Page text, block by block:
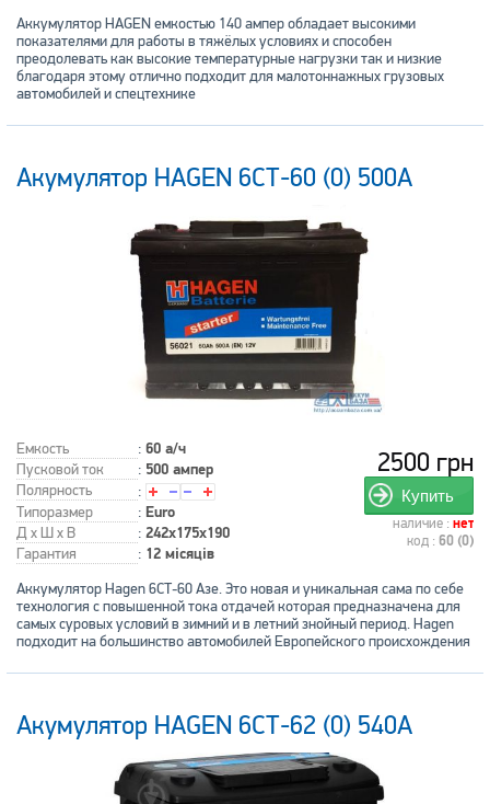
Аккумулятор HAGEN емкостью 140 ампер обладает высокими
показателями для работы в тяжёлых условиях и способен
преодолевать как высокие температурные нагрузки так и низкие
благодаря этому отлично подходит для малотоннажных грузовых
автомобилей и спецтехнике
Акумулятор HAGEN 6СТ-60 (0) 500A
Емкость : 60 а/ч
Пусковой ток : 500 ампер
Полярность
:
Типоразмер
: Euro
Д x Ш x В : 242x175x190
Гарантия : 12 місяців
2500 грн
Купить
наличие : нет
код : 60 (0)
Аккумулятор Hagen 6СТ-60 Азе. Это новая и уникальная сама по себе
технология с повышенной тока отдачей которая предназначена для
самых суровых условий в зимний и в летний знойный период. Hagen
подходит на большинство автомобилей Европейского происхождения
Акумулятор HAGEN 6СТ-62 (0) 540A